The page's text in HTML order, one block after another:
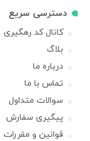
دسترسی سریع
کانال کد رهگیری
بلاگ
درباره ما
تماس با ما
سوالات متداول
پیگیری سفارش
قوانین و مقررات